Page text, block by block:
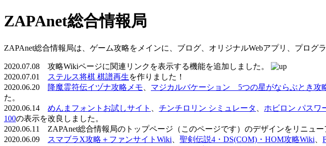
ZAPAnet総合情報局
ZAPAnet総合情報局は、ゲーム攻略をメインに、ブログ、オリジナルWebアプリ、プログ
2020.07.08 攻略Wikiページに関連リンクを表示する機能を追加しました。
2020.07.01
ステルス将棋 棋譜再生を作りました！
2020.06.20
降魔霊符伝イヅナ攻略メモ マジカルバケーション 5つの星がならぶとき攻
た。
2020.06.14 めんまフォントお試しサイト チンチロリン シミュレータ ホビロン パスワ
100の表示を改良しました。
2020.06.11 ZAPAnet総合情報局のトップページ（このページです）のデザインをリニュー
2020.06.09
スマブラX攻略＋ファンサイトWiki 聖剣伝説4・DS(COM)・HOM攻略Wiki